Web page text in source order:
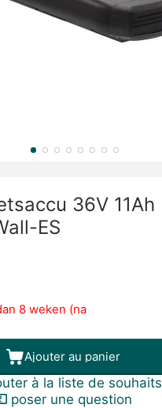
36V 11Ah
ES
8 weken (na
Ajouter au panier
à la liste de souhaits
poser une question